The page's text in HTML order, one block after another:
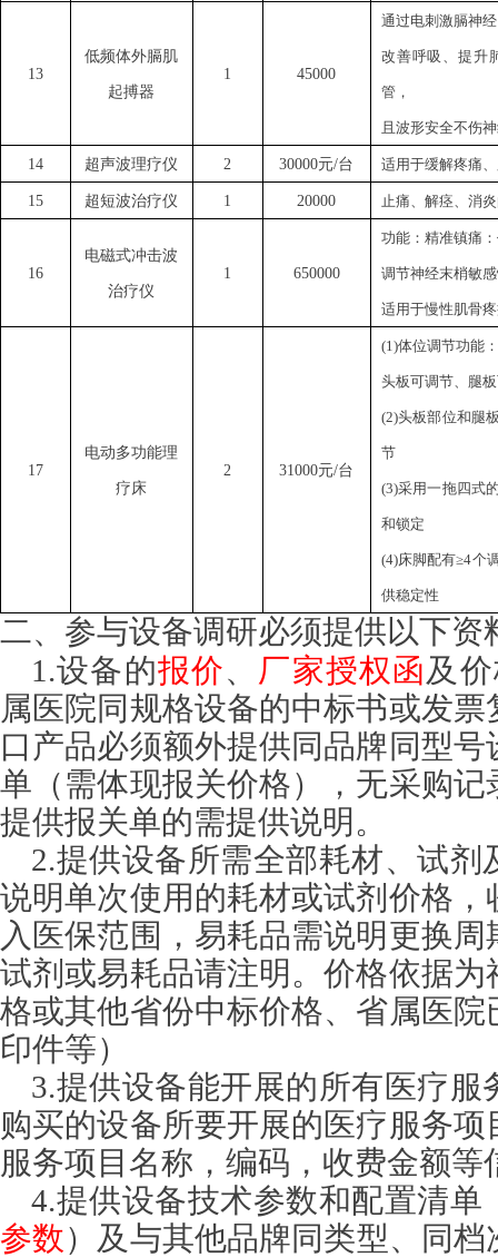
13
低频体外膈肌
起搏器
1 45000
通过电刺激膈神
改善呼吸、提升
管，
且波形安全不伤
14 超声波理疗仪 2 30000元/台 适用于缓解疼痛
15 超短波治疗仪 1 20000 止痛、解痉、消
16
电磁式冲击波
治疗仪
1 650000
功能：精准镇痛
调节神经末梢敏
适用于慢性肌骨
17
电动多功能理
疗床
2 31000元/台
(1)体位调节功能：
头板可调节、腿
(2)头板部位和腿
节
(3)采用一拖四式
和锁定
(4)床脚配有≥4个
供稳定性
二、参与设备调研必须提供以下资
1.设备的报价、 厂家授权函及
属医院同规格设备的中标书或发
口产品必须额外提供同品牌同型
单（需体现报关价格），无采购
提供报关单的需提供说明。
2.提供设备所需全部耗材、试剂
说明单次使用的耗材或试剂价格
入医保范围，易耗品需说明更换
试剂或易耗品请注明。价格依据
格或其他省份中标价格、省属医
印件等）
3.提供设备能开展的所有医疗服
购买的设备所要开展的医疗服务
服务项目名称，编码，收费金额等
4.提供设备技术参数和配置清单
参数）及与其他品牌同类型、同